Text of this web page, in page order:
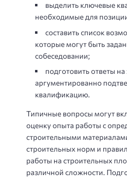
выделить ключевые
необходимые для
составить список
которые могут быть
собеседовании;
подготовить ответы
аргументированно
квалификацию.
Типичные вопросы могут
оценку опыта работы с
строительными
строительных норм и
работы на строительных
различной сложности.